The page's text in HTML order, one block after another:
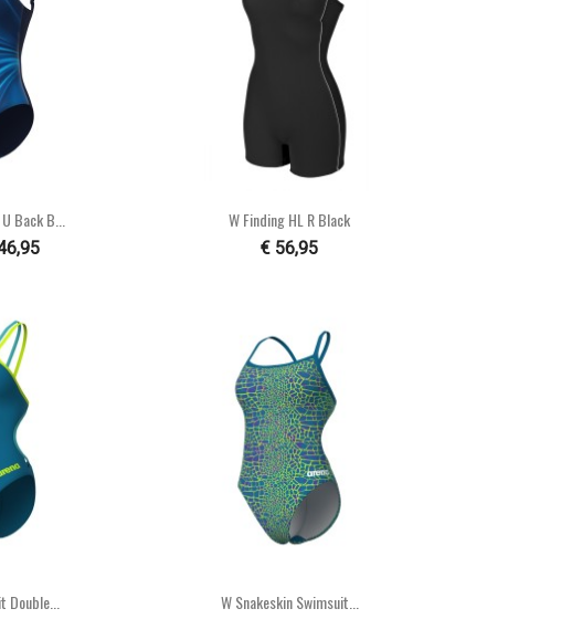
Back B... Snel bekijken
W Finding HL R Black
€ 56,95
Double... Snel bekijken
W Snakeskin Swimsuit...